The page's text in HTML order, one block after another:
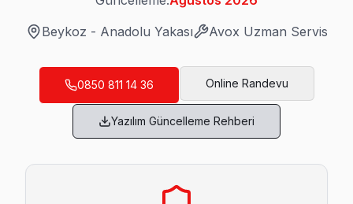
Beykoz'da Mahalle Mahalle Avox TV Servis
Acarlar Avox Servis
Beykoz - Anadolu Yakası Avox Uzman Servis
0850 811 14 36 Online Randevu
Yazılım Güncelleme Rehberi